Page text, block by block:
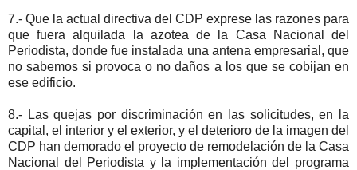
7.- Que la actual directiva del CDP exprese las razones para
que fuera alquilada la azotea de la Casa Nacional del
Periodista, donde fue instalada una antena empresarial, que
no sabemos si provoca o no daños a los que se cobijan en
ese edificio.
8.- Las quejas por discriminación en las solicitudes, en la
capital, el interior y el exterior, y el deterioro de la imagen del
CDP han demorado el proyecto de remodelación de la Casa
Nacional del Periodista y la implementación del programa